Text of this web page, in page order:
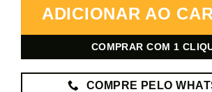
ADICIONAR AO
COMPRAR COM 1
COMPRE PELO